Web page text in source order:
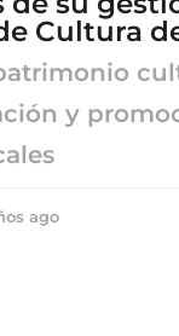
Cultura
y
ago